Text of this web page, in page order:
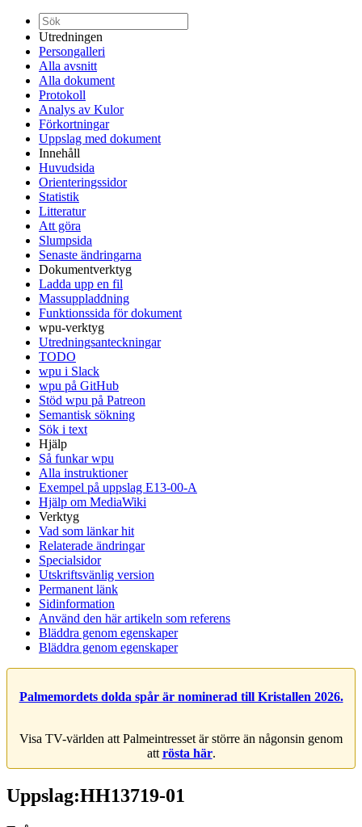
Utredningen
Persongalleri
Alla avsnitt
Alla dokument
Protokoll
Analys av Kulor
Förkortningar
Uppslag med dokument
Innehåll
Huvudsida
Orienteringssidor
Statistik
Litteratur
Att göra
Slumpsida
Senaste ändringarna
Dokumentverktyg
Ladda upp en fil
Massuppladdning
Funktionssida för dokument
wpu-verktyg
Utredningsanteckningar
TODO
wpu i Slack
wpu på GitHub
Stöd wpu på Patreon
Semantisk sökning
Sök i text
Hjälp
Så funkar wpu
Alla instruktioner
Exempel på uppslag E13-00-A
Hjälp om MediaWiki
Verktyg
Vad som länkar hit
Relaterade ändringar
Specialsidor
Utskriftsvänlig version
Permanent länk
Sidinformation
Använd den här artikeln som referens
Bläddra genom egenskaper
Bläddra genom egenskaper
Palmemordets dolda spår är nominerad till Kristallen 2026.
Visa TV-världen att Palmeintresset är större än någonsin genom
att rösta här.
Uppslag:HH13719-01